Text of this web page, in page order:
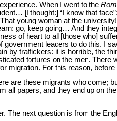
When I went to the
[I thought:] “I know that
young woman at the
go, keep going… And they
of heart to all [those who]
government leaders to do this. I
by traffickers: it is horrible, the
tortures on the men.
migration. For this reason,
are these migrants who come;
all papers, and they end up on
The next question is from the